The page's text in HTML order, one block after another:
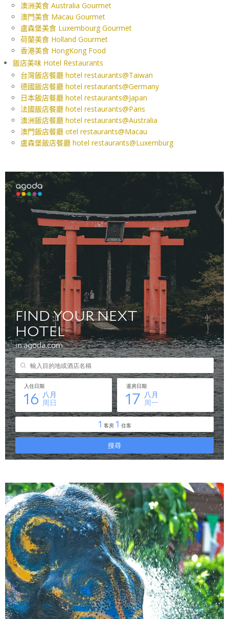
澳洲美食 Australia Gourmet
澳門美食 Macau Gourmet
盧森堡美食 Luxembourg Gourmet
荷蘭美食 Holland Gourmet
香港美食 HongKong Food
飯店美味 Hotel Restaurants
台灣飯店餐廳 hotel restaurants@Taiwan
德國飯店餐廳 hotel restaurants@Germany
日本飯店餐廳 hotel restaurants@Japan
法國飯店餐廳 hotel restaurants@Paris
澳洲飯店餐廳 hotel restaurants@Australia
澳門飯店餐廳 otel restaurants@Macau
盧森堡飯店餐廳 hotel restaurants@Luxemburg